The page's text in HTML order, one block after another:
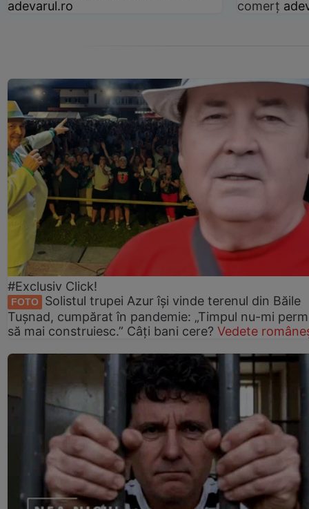
adevarul.ro
comerț
#Exclusiv Click!
FOTO
Solistul trupei Azur își vinde terenul din Băile
Tușnad, cumpărat în pandemie: „Timpul nu-mi
să mai construiesc.” Câți bani cere? Vedete